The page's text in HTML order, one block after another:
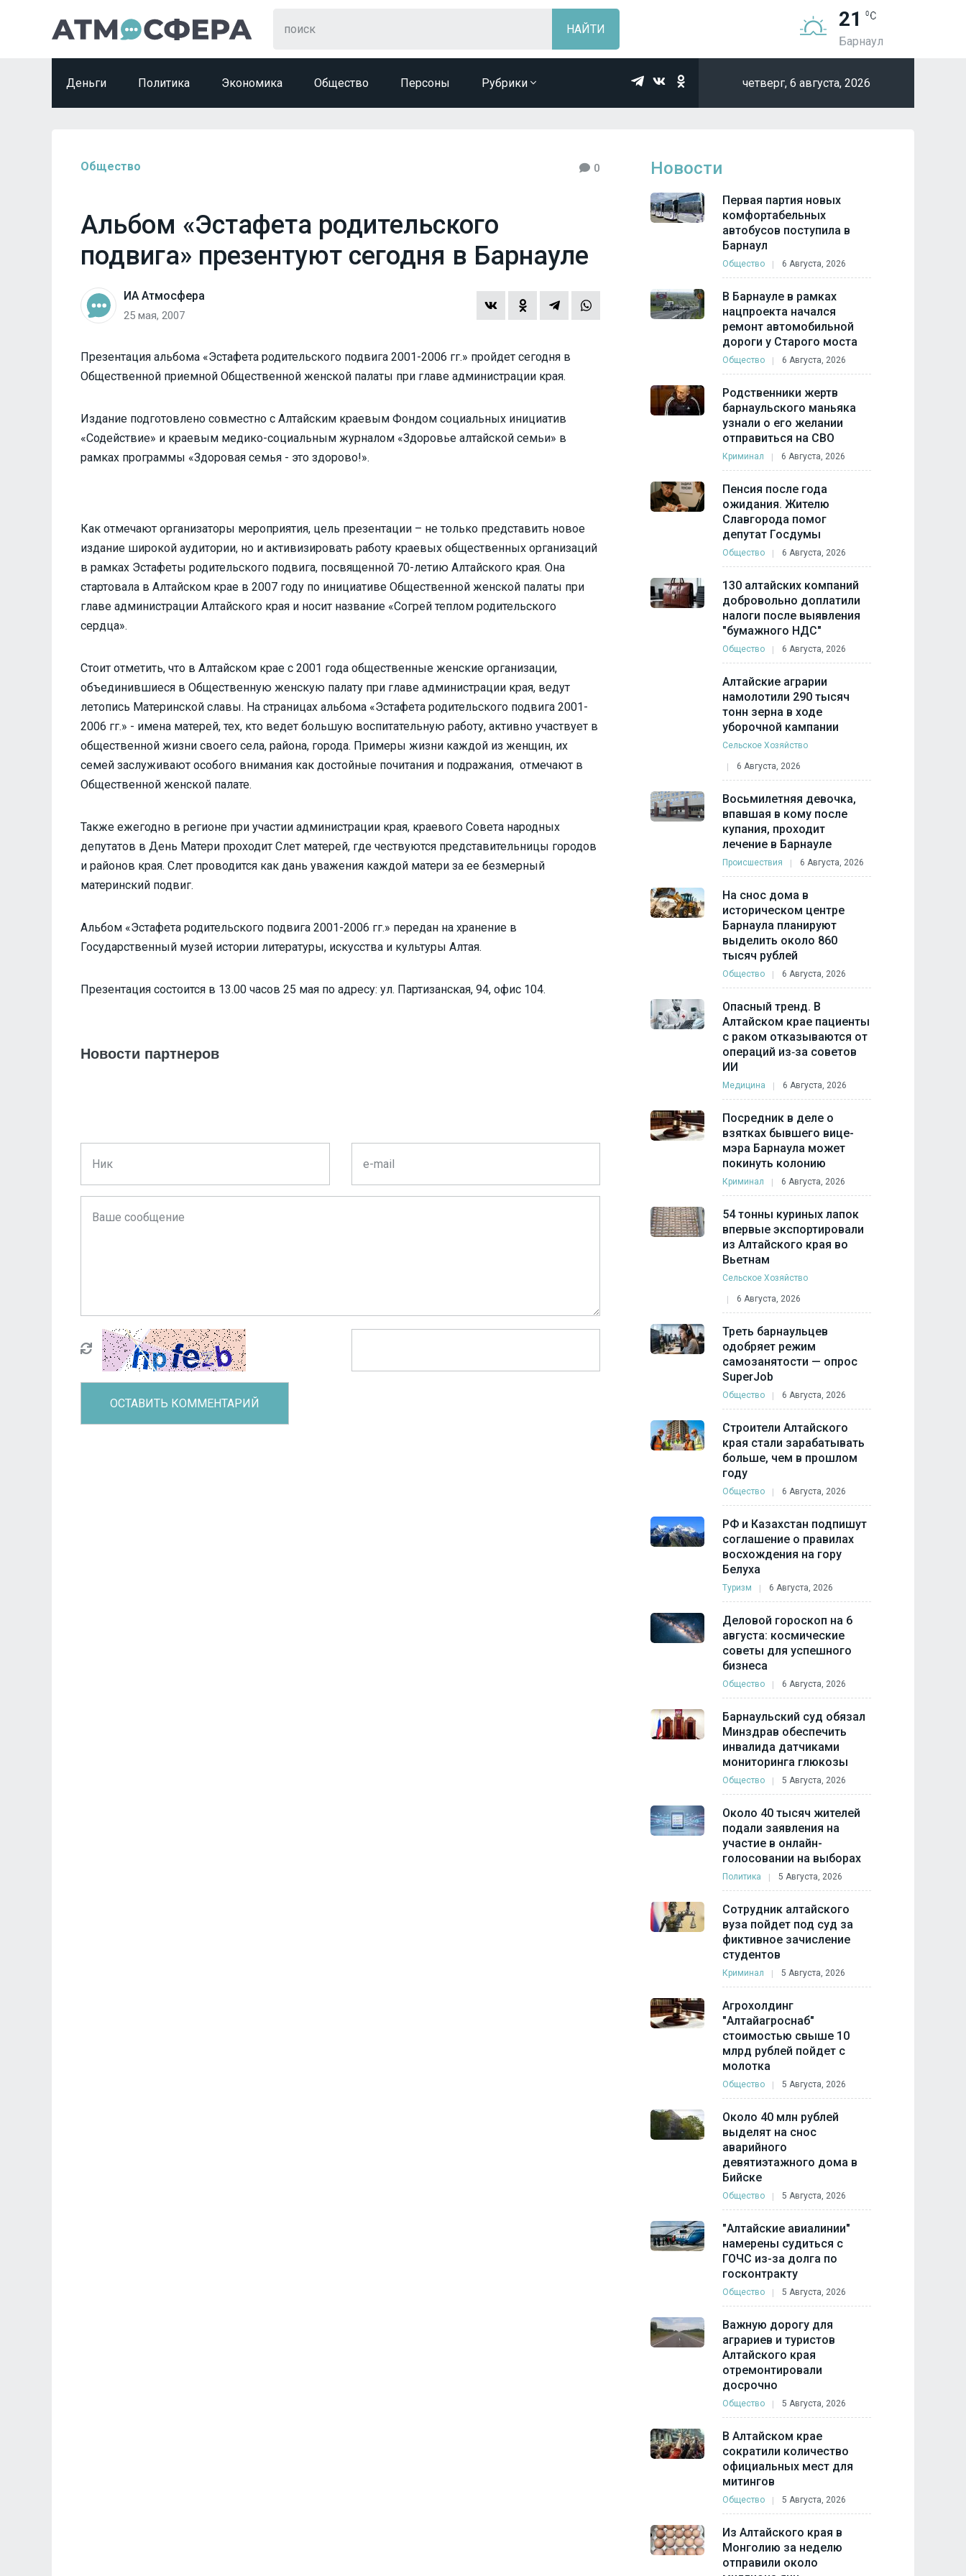
21
Барнаул
Деньги Политика Экономика Общество Персоны Рубрики четверг, 6 августа, 2026
Общество 0
Альбом «Эстафета родительского
подвига» презентуют сегодня в Барнауле
ИА Атмосфера
25 мая, 2007
Презентация альбома «Эстафета родительского подвига 2001-2006 гг.» пройдет сегодня в
Общественной приемной Общественной женской палаты при главе администрации края.
Издание подготовлено совместно с Алтайским краевым Фондом социальных инициатив
«Содействие» и краевым медико-социальным журналом «Здоровье алтайской семьи» в
рамках программы «Здоровая семья - это здорово!».
Как отмечают организаторы мероприятия, цель презентации – не только представить новое
издание широкой аудитории, но и активизировать работу краевых общественных организаций
в рамках Эстафеты родительского подвига, посвященной 70-летию Алтайского края. Она
стартовала в Алтайском крае в 2007 году по инициативе Общественной женской палаты при
главе администрации Алтайского края и носит название «Согрей теплом родительского
сердца».
Стоит отметить, что в Алтайском крае с 2001 года общественные женские организации,
объединившиеся в Общественную женскую палату при главе администрации края, ведут
летопись Материнской славы. На страницах альбома «Эстафета родительского подвига 2001-
2006 гг.» - имена матерей, тех, кто ведет большую воспитательную работу, активно участвует в
общественной жизни своего села, района, города. Примеры жизни каждой из женщин, их
семей заслуживают особого внимания как достойные почитания и подражания, отмечают в
Общественной женской палате.
Также ежегодно в регионе при участии администрации края, краевого Совета народных
депутатов в День Матери проходит Слет матерей, где чествуются представительницы городов
и районов края. Слет проводится как дань уважения каждой матери за ее безмерный
материнский подвиг.
Альбом «Эстафета родительского подвига 2001-2006 гг.» передан на хранение в
Государственный музей истории литературы, искусства и культуры Алтая.
Презентация состоится в 13.00 часов 25 мая по адресу: ул. Партизанская, 94, офис 104.
Новости партнеров
Новости
Первая партия новых
комфортабельных
автобусов поступила в
Барнаул
Общество 6 Августа, 2026
В Барнауле в рамках
нацпроекта начался
ремонт автомобильной
дороги у Старого моста
Общество 6 Августа, 2026
Родственники жертв
барнаульского маньяка
узнали о его желании
отправиться на СВО
Криминал 6 Августа, 2026
Пенсия после года
ожидания. Жителю
Славгорода помог
депутат Госдумы
Общество 6 Августа, 2026
130 алтайских компаний
добровольно доплатили
налоги после выявления
"бумажного НДС"
Общество 6 Августа, 2026
Алтайские аграрии
намолотили 290 тысяч
тонн зерна в ходе
уборочной кампании
Сельское Хозяйство
6 Августа, 2026
Восьмилетняя девочка,
впавшая в кому после
купания, проходит
лечение в Барнауле
Происшествия 6 Августа, 2026
На снос дома в
историческом центре
Барнаула планируют
выделить около 860
тысяч рублей
Общество 6 Августа, 2026
Опасный тренд. В
Алтайском крае пациенты
с раком отказываются от
операций из‑за советов
ИИ
Медицина 6 Августа, 2026
Посредник в деле о
взятках бывшего вице-
мэра Барнаула может
покинуть колонию
Криминал 6 Августа, 2026
54 тонны куриных лапок
впервые экспортировали
из Алтайского края во
Вьетнам
Сельское Хозяйство
6 Августа, 2026
Треть барнаульцев
одобряет режим
самозанятости — опрос
SuperJob
Общество 6 Августа, 2026
Строители Алтайского
края стали зарабатывать
больше, чем в прошлом
году
Общество 6 Августа, 2026
РФ и Казахстан подпишут
соглашение о правилах
восхождения на гору
Белуха
Туризм 6 Августа, 2026
Деловой гороскоп на 6
августа: космические
советы для успешного
бизнеса
Общество 6 Августа, 2026
Барнаульский суд обязал
Минздрав обеспечить
инвалида датчиками
мониторинга глюкозы
Общество 5 Августа, 2026
Около 40 тысяч жителей
подали заявления на
участие в онлайн-
голосовании на выборах
Политика 5 Августа, 2026
Сотрудник алтайского
вуза пойдет под суд за
фиктивное зачисление
студентов
Криминал 5 Августа, 2026
Агрохолдинг
"Алтайагроснаб"
стоимостью свыше 10
млрд рублей пойдет с
молотка
Общество 5 Августа, 2026
Около 40 млн рублей
выделят на снос
аварийного
девятиэтажного дома в
Бийске
Общество 5 Августа, 2026
"Алтайские авиалинии"
намерены судиться с
ГОЧС из-за долга по
госконтракту
Общество 5 Августа, 2026
Важную дорогу для
аграриев и туристов
Алтайского края
отремонтировали
досрочно
Общество 5 Августа, 2026
В Алтайском крае
сократили количество
официальных мест для
митингов
Общество 5 Августа, 2026
Из Алтайского края в
Монголию за неделю
отправили около